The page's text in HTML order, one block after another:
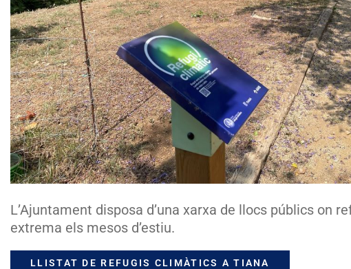
L’Ajuntament disposa d’una xarxa de llocs públics on
extrema els mesos d’estiu.
LLISTAT DE REFUGIS CLIMÀTICS A TIANA